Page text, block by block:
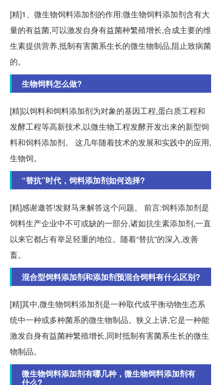
[精]1、微生物饲料添加剂的作用:微生物饲料添加剂含有大
量的有益菌,可以激发自身有益菌种繁殖增长,合成主要的维
生素提供营养,抵制有害菌系生长的微生物制品,阻止致病菌
的。
生物饲料怎么做?
[精]以饲料和饲料添加剂为对象的基因工程,蛋白质工程和
发酵工程等高新技术,以微生物工程发酵开发出来的新型饲
料和饲料添加剂。 这几年随着技术的发展和实践中的应用,
生物饲。
“替抗”时代，饲料添加剂如何选择?
[精]感谢邀答!发财马来解答这个问题。 前言:饲料添加剂是
饲料生产企业中不可或缺的一部分,诸如抗生素添加剂,一直
以来它都占有举足轻重的地位。随着“替抗”的深入,改善
畜。
混合型饲料添加剂和添加剂预混合饲料有什么区别?
[精]其中,微生物饲料添加剂是一种取代或平衡动物生态系
统中一种或多种菌系的微生物制品。狭义上讲,它是一种能
激发自身有益菌种繁殖增长,同时抵制有害菌系生长的微生
物制品。
微生物饲料添加剂有哪几种，微生物饲料添加剂有
什么?